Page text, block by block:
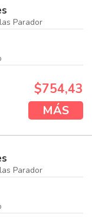
Parador
$754,43
MÁS
Parador